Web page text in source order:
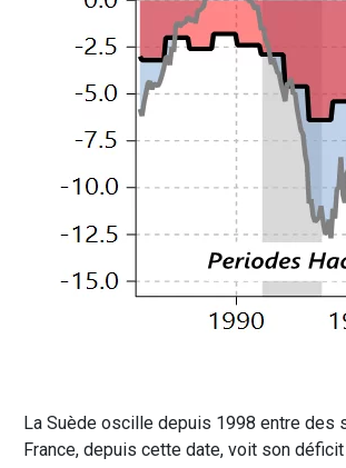
La Suède oscille depuis 1998 entre
France, depuis cette date, voit son